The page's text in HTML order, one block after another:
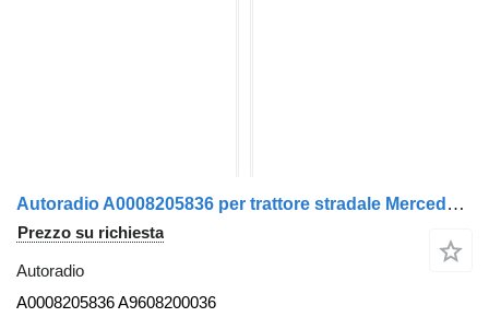
Autoradio A0008205836 per trattore stradale Mercedes-Benz ACTROS MP4
Prezzo su richiesta
Autoradio
A0008205836 A9608200036